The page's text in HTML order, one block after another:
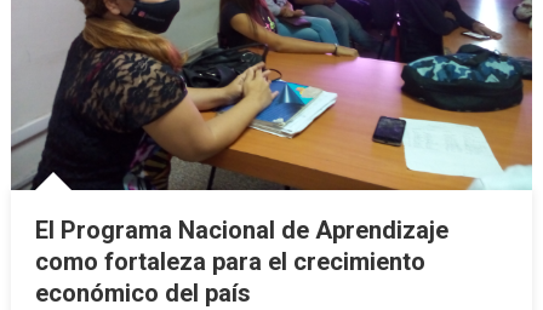
El Programa Nacional de Aprendizaje
como fortaleza para el crecimiento
económico del país